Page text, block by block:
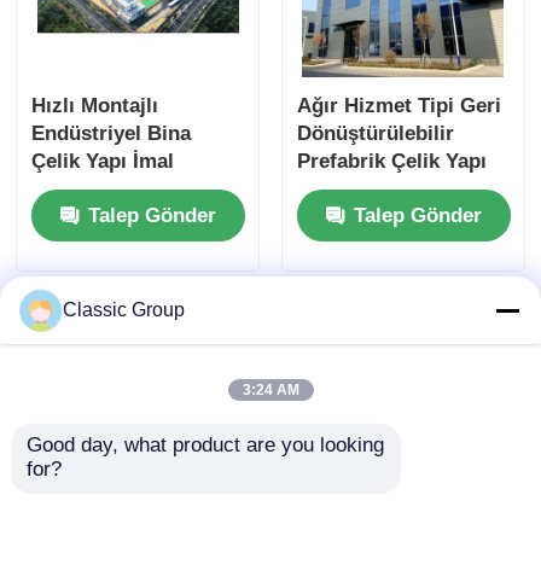
Hızlı Montajlı
Endüstriyel Bina
Çelik Yapı İmal
Edilmiş Baraka Özel
Talep Gönder
Ağır Hizmet Tipi Geri
Dönüştürülebilir
Prefabrik Çelik Yapı
İmalatı Depreme
DayanıklıTalep Gönder
Classic Group
3:24 AM
Good day, what product are you looking
for?